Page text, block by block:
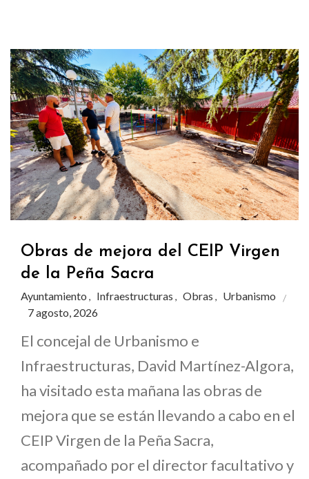
Obras de mejora del CEIP Virgen
de la Peña Sacra
Ayuntamiento , Infraestructuras , Obras , Urbanismo
7 agosto, 2026
El concejal de Urbanismo e
Infraestructuras, David Martínez-Algora,
ha visitado esta mañana las obras de
mejora que se están llevando a cabo en el
CEIP Virgen de la Peña Sacra,
acompañado por el director facultativo y